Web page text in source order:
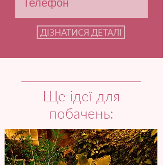
ДІЗНАТИСЯ ДЕТАЛІ
Ще ідеї для
побачень: